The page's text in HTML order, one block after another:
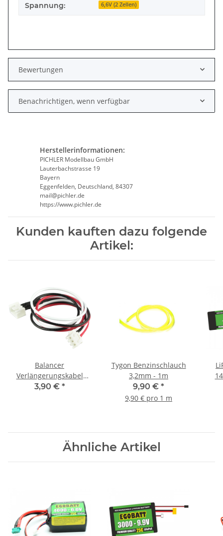
Spannung: 6,6V (2 Zellen)
Bewertungen
Benachrichtigen, wenn verfügbar
Herstellerinformationen:
PICHLER Modellbau GmbH
Lauterbachstrasse 19
Bayern
Eggenfelden, Deutschland, 84307
mail@pichler.de
https://www.pichler.de
Kunden kauften dazu folgende
Artikel:
Balancer
Verlängerungskabel
30cm XH - 2S
3,90 € *
Tygon Benzinschlauch
3,2mm - 1m
9,90 € *
9,90 € pro 1 m
Ähnliche Artikel